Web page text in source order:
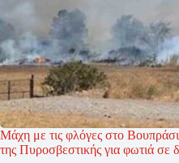
Μάχη με τις φλόγες στο
της Πυροσβεστικής για φωτιά σε